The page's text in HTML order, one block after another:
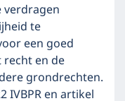
te
een goed
recht en de
grondrechten.
IVBPR en artikel